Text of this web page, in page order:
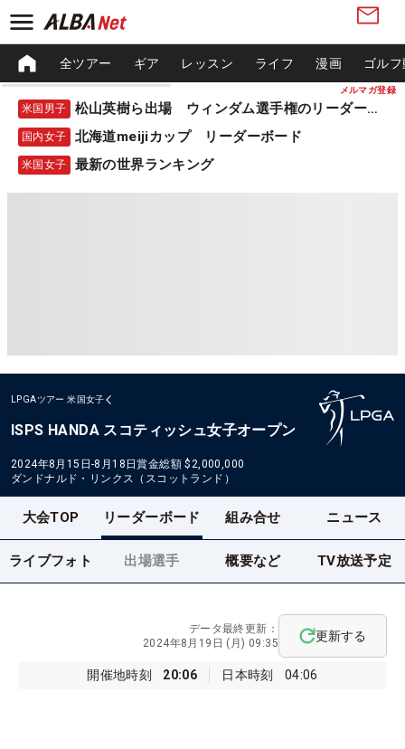
メルマガ登録
全ツアー ギア レッスン ライフ 漫画 ゴル
米国男子 松山英樹ら出場 ウィンダム選手権のリーダーボード
国内女子 北海道meijiカップ リーダーボード
米国女子 最新の世界ランキング
LPGAツアー 米国女子
ISPS HANDA スコティッシュ女子オープン
2024年8月15日-8月18日賞金総額 $2,000,000
ダンドナルド・リンクス（スコットランド）
大会TOP リーダーボード 組み合せ ニュース
ライブフォト 出場選手 概要など TV放送予定
開催地時刻 20:06 日本時刻 04:06
データ最終更新：
2024年8月19日 (月) 09:35
更新する